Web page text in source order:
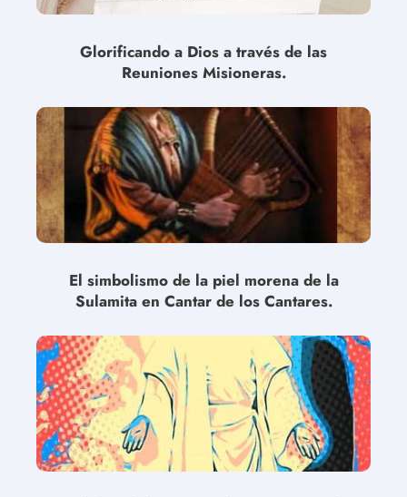
Glorificando a Dios a través de las
Reuniones Misioneras.
El simbolismo de la piel morena de la
Sulamita en Cantar de los Cantares.